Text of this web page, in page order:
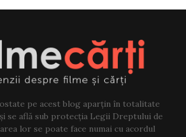
pe acest blog aparțin în totalitate
se află sub protecția Legii Dreptului de
lor se poate face numai cu acordul